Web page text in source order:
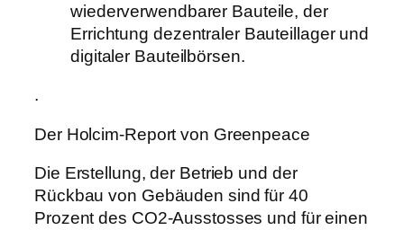
wiederverwendbarer Bauteile, der
Errichtung dezentraler Bauteillager und
digitaler Bauteilbörsen.
.
Der Holcim-Report von Greenpeace
Die Erstellung, der Betrieb und der
Rückbau von Gebäuden sind für 40
Prozent des CO2-Ausstosses und für einen